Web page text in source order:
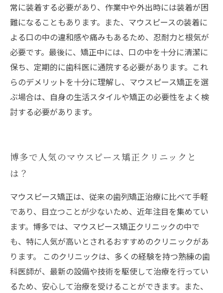
常に装着する必要があり、作業中や外出時には装着が困
難になることもあります。また、マウスピースの装着に
よる口の中の違和感や痛みもあるため、忍耐力と根気が
必要です。最後に、矯正中には、口の中を十分に清潔に
保ち、定期的に歯科医に通院する必要があります。これ
らのデメリットを十分に理解し、マウスピース矯正を選
ぶ場合は、自身の生活スタイルや矯正の必要性をよく検
討する必要があります。
博多で人気のマウスピース矯正クリニックと
は？
マウスピース矯正は、従来の歯列矯正治療に比べて手軽
であり、目立つことが少ないため、近年注目を集めてい
ます。博多では、マウスピース矯正クリニックの中で
も、特に人気が高いとされるおすすめのクリニックがあ
ります。 このクリニックは、多くの経験を持つ熟練の歯
科医師が、最新の設備や技術を駆使して治療を行ってい
るため、安心して治療を受けることができます。また、